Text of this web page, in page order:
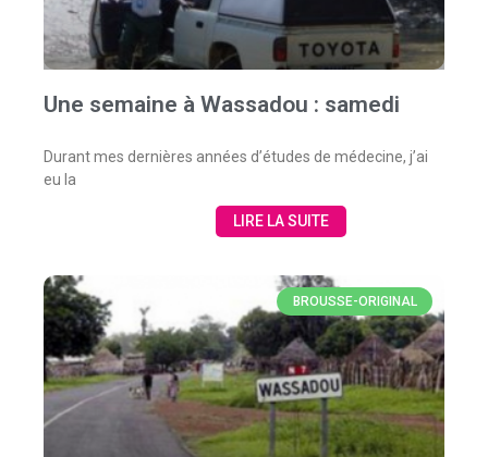
Une semaine à Wassadou : samedi
Durant mes dernières années d’études de médecine, j’ai
eu la
LIRE LA SUITE
BROUSSE-ORIGINAL